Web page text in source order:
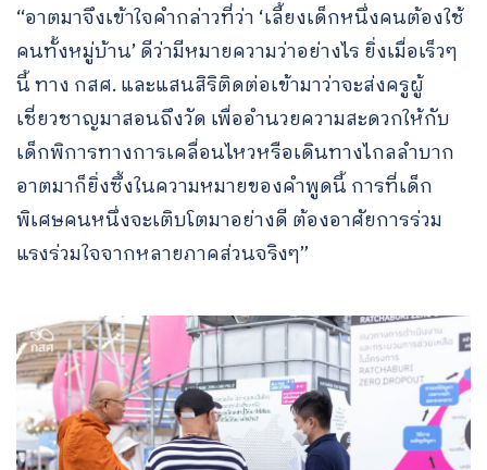
“อาตมาจึงเข้าใจคำกล่าวที่ว่า ‘เลี้ยงเด็กหนึ่งคนต้องใช้
คนทั้งหมู่บ้าน’ ดีว่ามีหมายความว่าอย่างไร ยิ่งเมื่อเร็วๆ
นี้ ทาง กสศ. และแสนสิริติดต่อเข้ามาว่าจะส่งครูผู้
เชี่ยวชาญมาสอนถึงวัด เพื่ออำนวยความสะดวกให้กับ
เด็กพิการทางการเคลื่อนไหวหรือเดินทางไกลลำบาก
อาตมาก็ยิ่งซึ้งในความหมายของคำพูดนี้ การที่เด็ก
พิเศษคนหนึ่งจะเติบโตมาอย่างดี ต้องอาศัยการร่วม
แรงร่วมใจจากหลายภาคส่วนจริงๆ”